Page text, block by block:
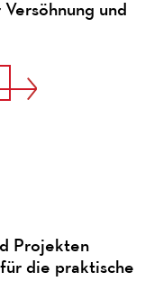
und
Projekten
die praktische